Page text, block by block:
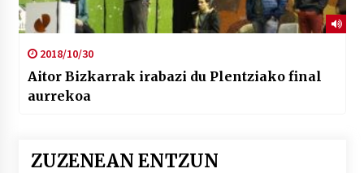
2018/10/30
Aitor Bizkarrak irabazi du Plentziako final
aurrekoa
ZUZENEAN ENTZUN